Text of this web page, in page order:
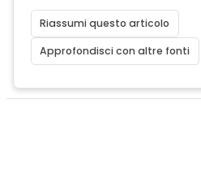
Riassumi questo articolo
Approfondisci con altre fonti